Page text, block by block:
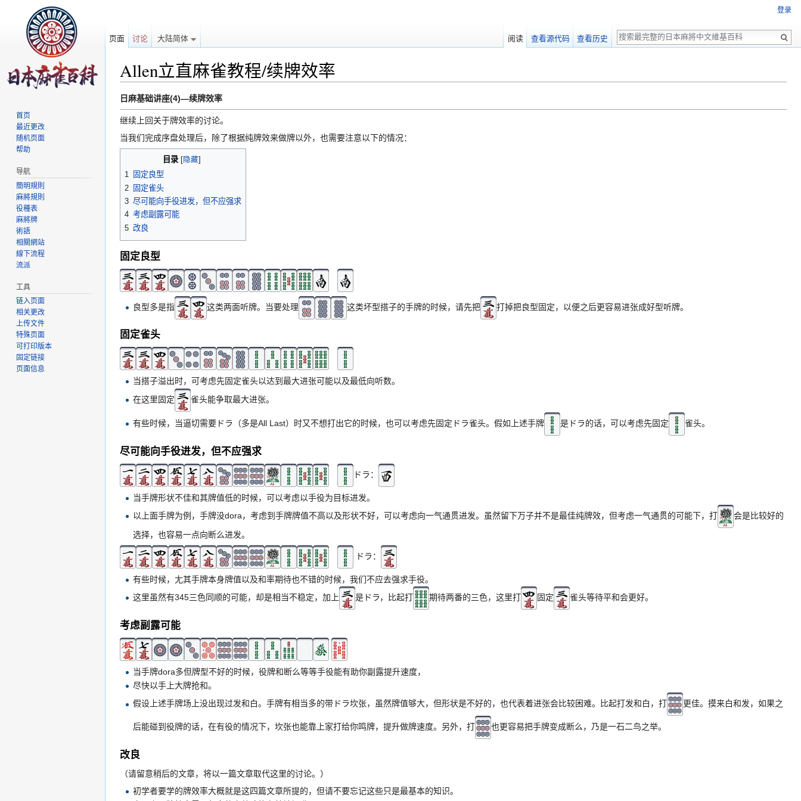
Allen立直麻雀教程/续牌效率
日麻基础讲座(4)—续牌效率
继续上回关于牌效率的讨论。
当我们完成序盘处理后，除了根据纯牌效来做牌以外，也需要注意以下的情况：
目录 隐藏
1
固定良型
2
固定雀头
3 尽可能向手役进发，但不应强求
4 考虑副露可能
5 改良
固定良型
良型多是指 这类两面听牌。当要处理 这类坏型搭子的手牌的时候，请先把 打掉把良型固定，以便之后更容易进张成好型听牌。
固定雀头
当搭子溢出时，可考虑先固定雀头以达到最大进张可能以及最低向听数。
在这里固定
雀头能争取最大进张。
有些时候，当逼切需要ドラ（多是All Last）时又不想打出它的时候，也可以考虑先固定ドラ雀头。假如上述手牌 是ドラ的话，可以考虑先固定 雀头。
尽可能向手役进发，但不应强求
ドラ：
当手牌形状不佳和其牌值低的时候，可以考虑以手役为目标进发。
以上面手牌为例，手牌没dora，考虑到手牌牌值不高以及形状不好，可以考虑向一气通贯进发。虽然留下万子并不是最佳纯牌效，但考虑一气通贯的可能下，打
会是比较好的
选择，也容易一点向断么进发。
ドラ：
有些时候，尢其手牌本身牌值以及和率期待也不错的时候，我们不应去强求手役。
这里虽然有345三色同顺的可能，却是相当不稳定，加上
是ドラ，比起打 期待两番的三色，这里打 固定 雀头等待平和会更好。
考虑副露可能
当手牌dora多但牌型不好的时候，役牌和断么等等手役能有助你副露提升速度，
尽快以手上大牌抢和。
假设上述手牌场上没出现过发和白。手牌有相当多的带ドラ坎张，虽然牌值够大，但形状是不好的，也代表着进张会比较困难。比起打发和白，打
更佳。摸来白和发，如果之
后能碰到役牌的话，在有役的情况下，坎张也能靠上家打给你鸣牌，提升做牌速度。另外，打 也更容易把手牌变成断么，乃是一石二鸟之举。
改良
（请留意稍后的文章，将以一篇文章取代这里的讨论。）
初学者要学的牌效率大概就是这四篇文章所提的，但请不要忘记这些只是最基本的知识。
登录
页面 讨论 大陆简体 阅读 查看源代码 查看历史
搜
索
首页
最近更改
随机页面
帮助
导航
簡明規則
麻將規則
役種表
麻將牌
術語
相關網站
線下流程
流派
工具
链入页面
相关更改
上传文件
特殊页面
可打印版本
固定链接
页面信息